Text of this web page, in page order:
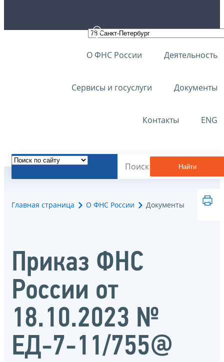
О ФНС России Деятельность
Сервисы и госуслуги Документы
Контакты ENG
Найти
Главная страница О ФНС России Документы
Приказ ФНС
России от
18.10.2023 №
ЕД-7-11/755@